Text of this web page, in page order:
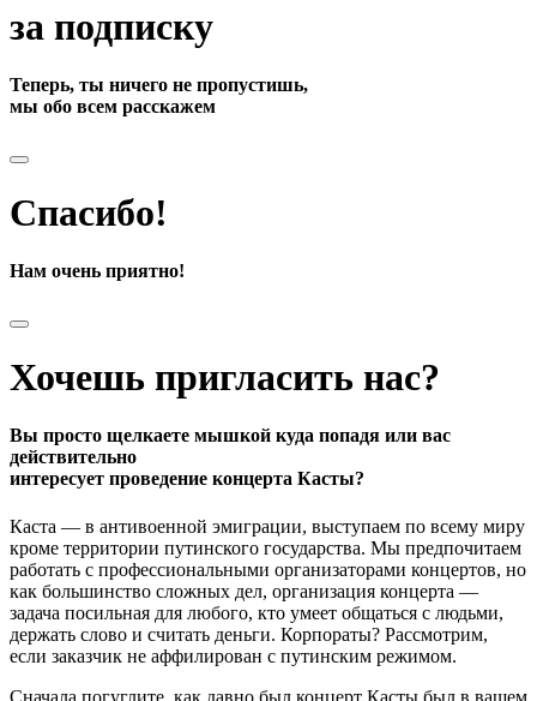
за подписку
Теперь, ты ничего не пропустишь,
мы обо всем расскажем
Спасибо!
Нам очень приятно!
Хочешь пригласить нас?
Вы просто щелкаете мышкой куда попадя или вас
действительно
интересует проведение концерта Касты?
Каста — в антивоенной эмиграции, выступаем по всему миру
кроме территории путинского государства. Мы предпочитаем
работать с профессиональными организаторами концертов, но
как большинство сложных дел, организация концерта —
задача посильная для любого, кто умеет общаться с людьми,
держать слово и считать деньги. Корпораты? Рассмотрим,
если заказчик не аффилирован с путинским режимом.
Сначала погуглите, как давно был концерт Касты был в вашем